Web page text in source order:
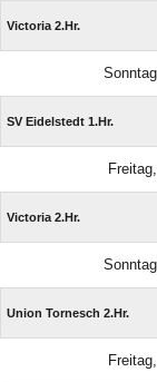
Victoria 2.Hr.
SV Eidelstedt 1.Hr.
Victoria 2.Hr.
Union Tornesch 2.Hr.